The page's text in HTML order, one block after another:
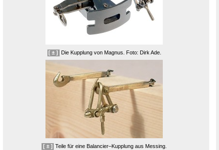
[ ± ] Die Kupplung von Magnus. Foto: Dirk Ade.
[ ± ] Teile für eine Balancier–Kupplung aus Messing.